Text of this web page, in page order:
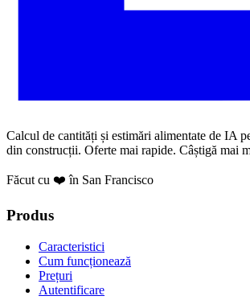
Calcul de cantități și estimări alimentate de IA
din construcții. Oferte mai rapide. Câștigă mai
Făcut cu ❤️ în San Francisco
Produs
Caracteristici
Cum funcționează
Prețuri
Autentificare